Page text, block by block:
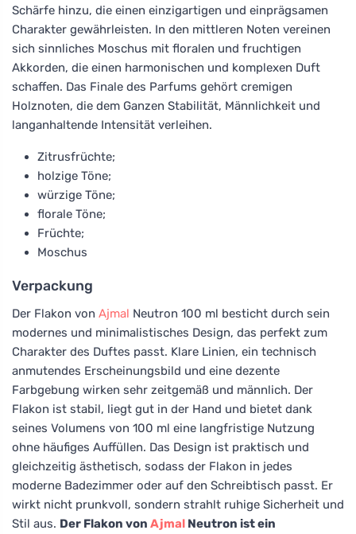
Schärfe hinzu, die einen einzigartigen und einprägsamen
Charakter gewährleisten. In den mittleren Noten vereinen
sich sinnliches Moschus mit floralen und fruchtigen
Akkorden, die einen harmonischen und komplexen Duft
schaffen. Das Finale des Parfums gehört cremigen
Holznoten, die dem Ganzen Stabilität, Männlichkeit und
langanhaltende Intensität verleihen.
Zitrusfrüchte;
holzige Töne;
würzige Töne;
florale Töne;
Früchte;
Moschus
Verpackung
Der Flakon von Ajmal Neutron 100 ml besticht durch sein
modernes und minimalistisches Design, das perfekt zum
Charakter des Duftes passt. Klare Linien, ein technisch
anmutendes Erscheinungsbild und eine dezente
Farbgebung wirken sehr zeitgemäß und männlich. Der
Flakon ist stabil, liegt gut in der Hand und bietet dank
seines Volumens von 100 ml eine langfristige Nutzung
ohne häufiges Auffüllen. Das Design ist praktisch und
gleichzeitig ästhetisch, sodass der Flakon in jedes
moderne Badezimmer oder auf den Schreibtisch passt. Er
wirkt nicht prunkvoll, sondern strahlt ruhige Sicherheit und
Stil aus. Der Flakon von Ajmal Neutron ist ein